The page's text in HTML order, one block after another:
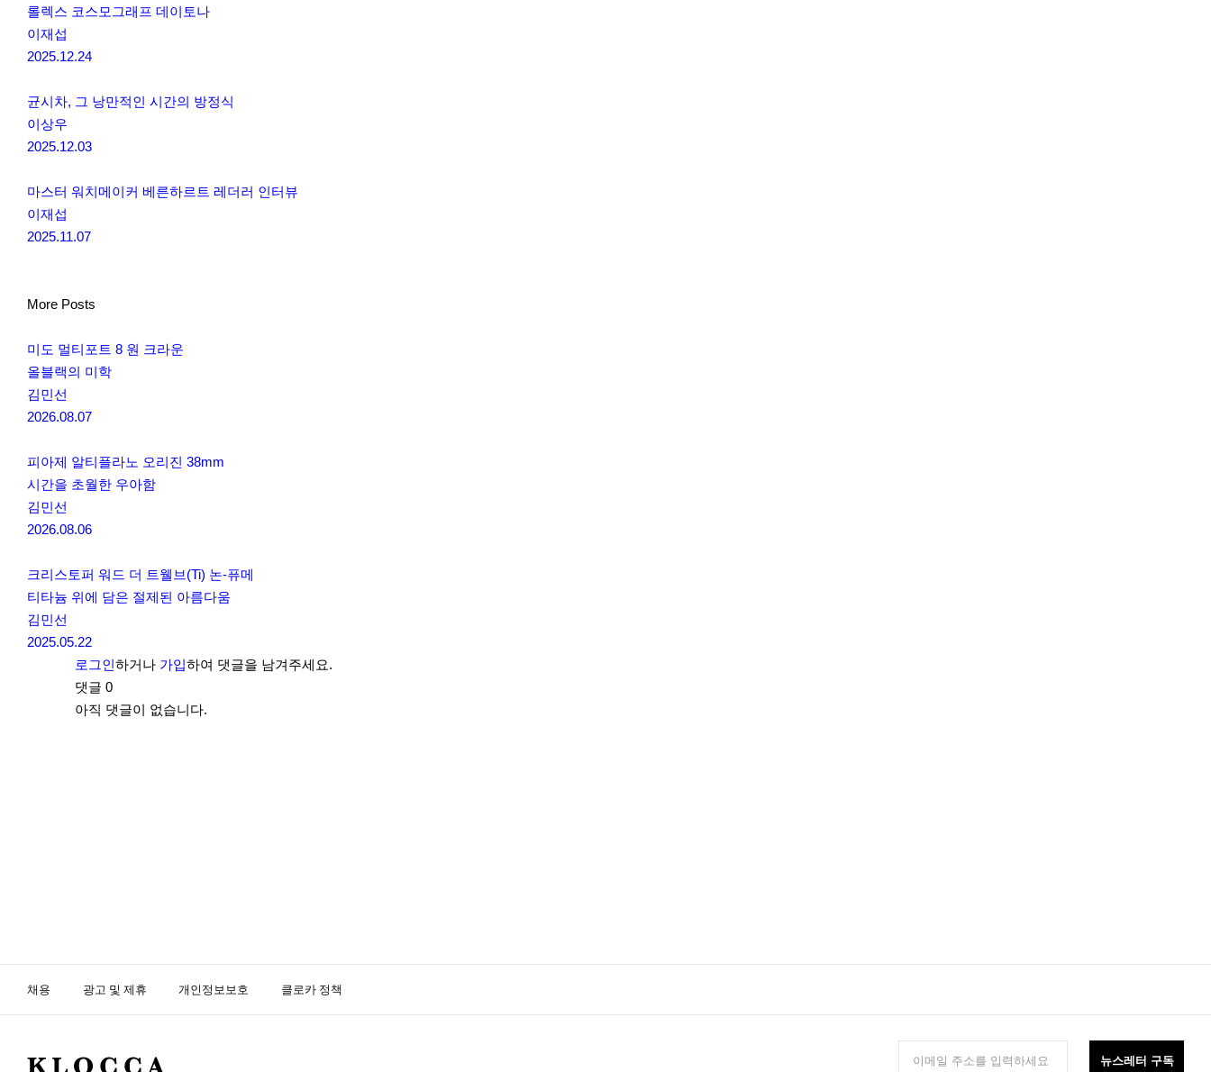
롤렉스 코스모그래프 데이토나
이재섭
2025.12.24
균시차, 그 낭만적인 시간의 방정식
이상우
2025.12.03
마스터 워치메이커 베른하르트 레더러 인터뷰
이재섭
2025.11.07
More Posts
미도 멀티포트 8 원 크라운
올블랙의 미학
김민선
2026.08.07
피아제 알티플라노 오리진 38mm
시간을 초월한 우아함
김민선
2026.08.06
크리스토퍼 워드 더 트웰브(Ti) 논-퓨메
티타늄 위에 담은 절제된 아름다움
김민선
2025.05.22
로그인하거나 가입하여 댓글을 남겨주세요.
댓글 0
아직 댓글이 없습니다.
채용 광고 및 제휴 개인정보보호 클로카 정책
K 뉴스레터 구독